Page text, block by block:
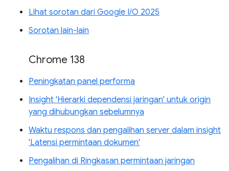
Lihat sorotan dari Google I/O 2025
Sorotan lain-lain
Chrome 138
Peningkatan panel performa
Insight 'Hierarki dependensi jaringan' untuk origin
yang dihubungkan sebelumnya
Waktu respons dan pengalihan server dalam insight
'Latensi permintaan dokumen'
Pengalihan di Ringkasan permintaan jaringan